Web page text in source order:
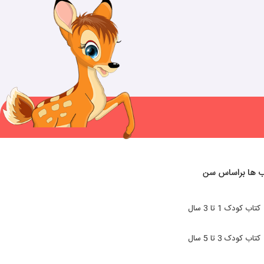
ها براساس سن
کتاب کودک 1 تا 3 سال
کتاب کودک 3 تا 5 سال